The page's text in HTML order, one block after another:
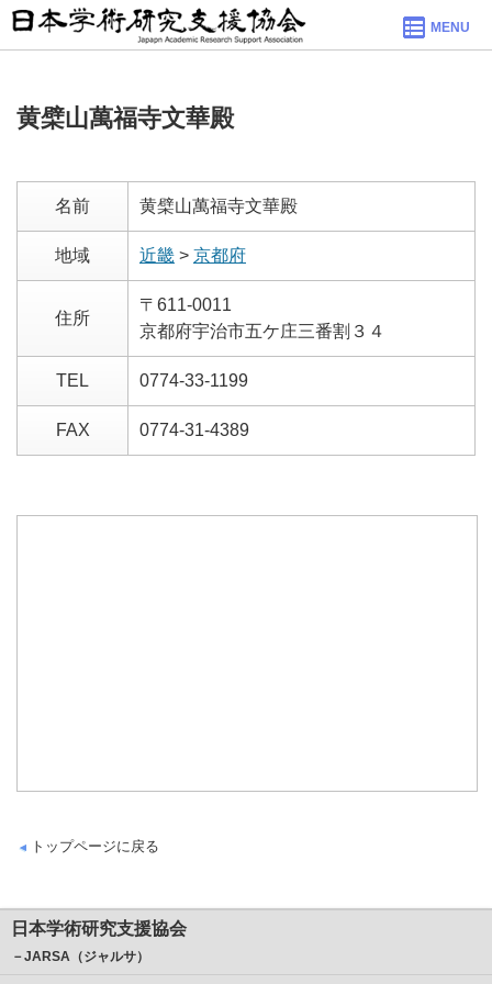
MENU
黄檗山萬福寺文華殿
名前 黄檗山萬福寺文華殿
地域 近畿 > 京都府
住所
〒611-0011
京都府宇治市五ケ庄三番割３４
TEL 0774-33-1199
FAX 0774-31-4389
トップページに戻る
日本学術研究支援協会
－JARSA（ジャルサ）